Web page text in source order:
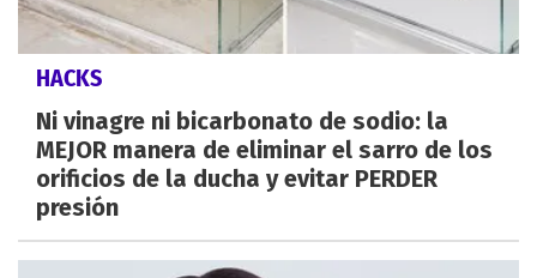
HACKS
Ni vinagre ni bicarbonato de sodio: la
MEJOR manera de eliminar el sarro de los
orificios de la ducha y evitar PERDER
presión